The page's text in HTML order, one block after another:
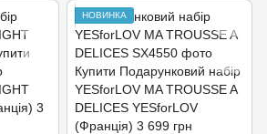
НОВИНКА